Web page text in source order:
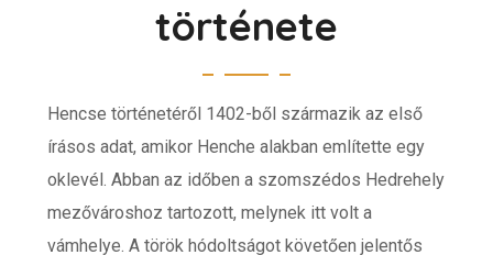
története
Hencse történetéről 1402-ből származik az első
írásos adat, amikor Henche alakban említette egy
oklevél. Abban az időben a szomszédos Hedrehely
mezővároshoz tartozott, melynek itt volt a
vámhelye. A török hódoltságot követően jelentős